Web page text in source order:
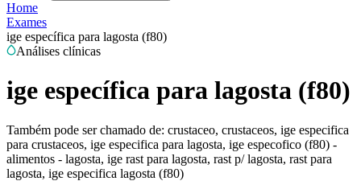
Home
Exames
ige específica para lagosta (f80)
Análises clínicas
ige específica para lagosta (f80)
Também pode ser chamado de: crustaceo, crustaceos, ige especifica
para crustaceos, ige especifica para lagosta, ige especofico (f80) -
alimentos - lagosta, ige rast para lagosta, rast p/ lagosta, rast para
lagosta, ige especifica lagosta (f80)